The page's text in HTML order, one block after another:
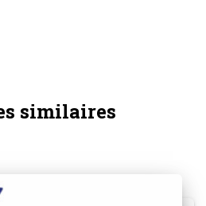
similaires